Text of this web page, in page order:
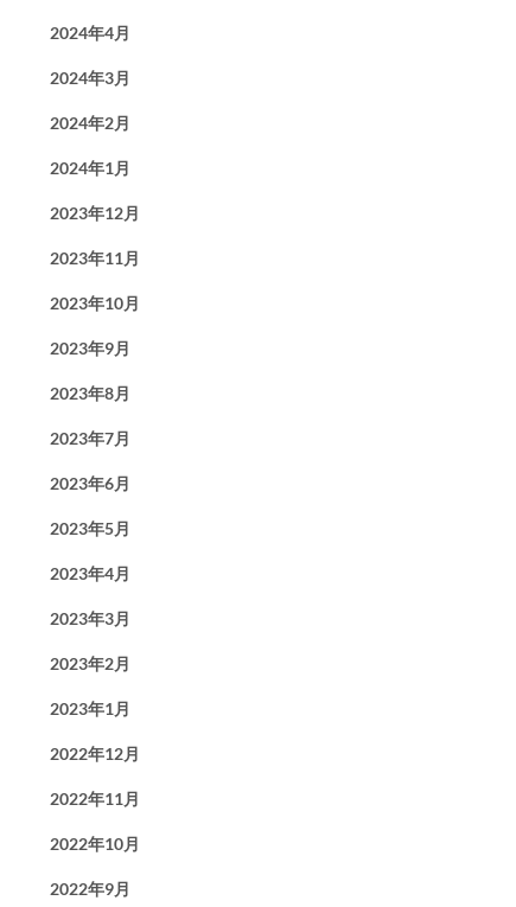
2024年4月
2024年3月
2024年2月
2024年1月
2023年12月
2023年11月
2023年10月
2023年9月
2023年8月
2023年7月
2023年6月
2023年5月
2023年4月
2023年3月
2023年2月
2023年1月
2022年12月
2022年11月
2022年10月
2022年9月